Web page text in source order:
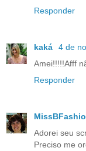
Responder
kaká
4 de
Amei!!!!!Afff
Responder
Adorei seu
Preciso me